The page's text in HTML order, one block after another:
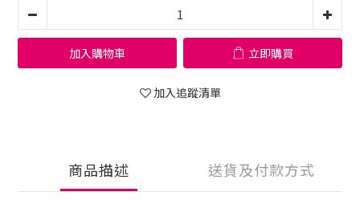
加入購物車 立即購買
加入追蹤清單
商品描述 送貨及付款方式